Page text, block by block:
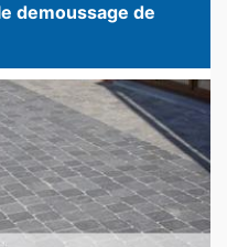
demoussage de